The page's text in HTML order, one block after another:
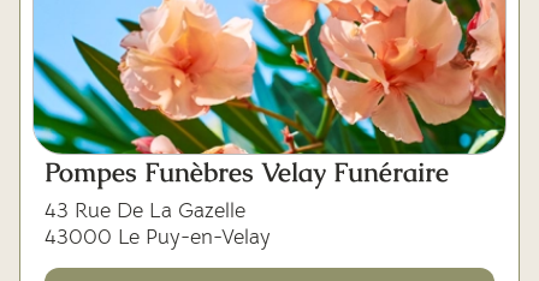
Pompes Funèbres Velay Funéraire
43 Rue De La Gazelle
43000 Le Puy-en-Velay